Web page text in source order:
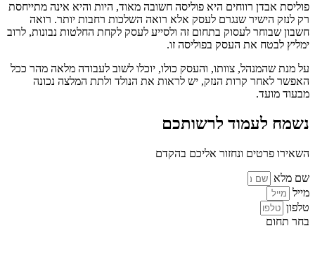
פוליסת אבדן רווחים היא פוליסה חשובה מאוד, היות והיא אינה מתייחסת
רק לנזק הישיר שנגרם לעסק אלא רואה השלכות רחבות יותר. רואה
חשבון שבוחר לעסוק בתחום זה ולסייע לעסק לקחת החלטות נבונות, לרוב
ימליץ לבטח את העסק בפוליסה זו.
על מנת שהמנהל, צוותו, והעסק כולו, יוכלו לשוב לעבודה מלאה מהר ככל
האפשר לאחר קרות הנזק, יש לראות את הנולד ולתת המלצה נכונה
מבעוד מועד.
נשמח לעמוד לרשותכם
השאירו פרטים ונחזור אליכם בהקדם
שם מלא
מייל
טלפון
בחר תחום